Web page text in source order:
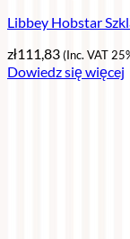
Libbey Hobstar
zł111,83(Inc. VAT
Dowiedz się więcej